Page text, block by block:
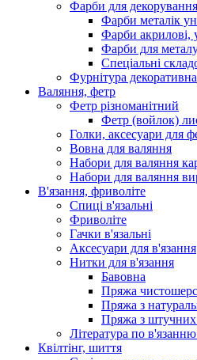
Фарби для декорування
Фарби металік
Фарби акрилові,
Фарби для
Спеціальні
Фурнітура декоративна
Валяння, фетр
Фетр різноманітний
Фетр (войлок)
Голки, аксесуари для
Вовна для валяння
Набори для валяння
Набори для валяння
В'язання, фриволіте
Спиці в'язальні
Фриволіте
Гачки в'язальні
Аксесуари для в'язання
Нитки для в'язання
Бавовна
Пряжа
Пряжа з
Пряжа з штучних
Література по
Квілтінг, шиття